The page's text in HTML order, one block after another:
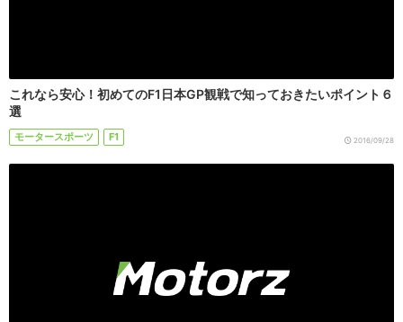
これなら安心！初めてのF1日本GP観戦で知っておきたいポイント６
選
モータースポーツ F1 2016/09/28